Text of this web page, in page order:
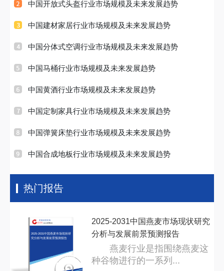
中国开放式头盔行业市场规模及未来发展趋势
中国建材家居行业市场规模及未来发展趋势
中国分体式空调行业市场规模及未来发展趋势
中国马桶行业市场规模及未来发展趋势
中国黄酒行业市场规模及未来发展趋势
中国定制家具行业市场规模及未来发展趋势
中国弹簧床垫行业市场规模及未来发展趋势
中国合成地板行业市场规模及未来发展趋势
热门报告
2025-2031中国燕麦市场现状研
究分析与发展前景预测报告
2025-2031中国燕麦市场现状研究
分析与发展前景预测报告
燕麦行业是指围绕燕麦这
种谷物进行的一系列...